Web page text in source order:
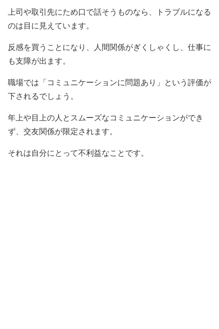
上司や取引先にため口で話そうものなら、トラブルになる
のは目に見えています。
反感を買うことになり、人間関係がぎくしゃくし、仕事に
も支障が出ます。
職場では「コミュニケーションに問題あり」という評価が
下されるでしょう。
年上や目上の人とスムーズなコミュニケーションができ
ず、交友関係が限定されます。
それは自分にとって不利益なことです。